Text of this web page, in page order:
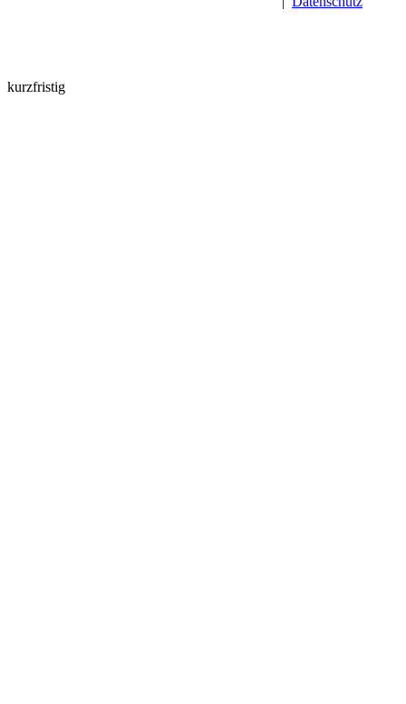
kurzfristig